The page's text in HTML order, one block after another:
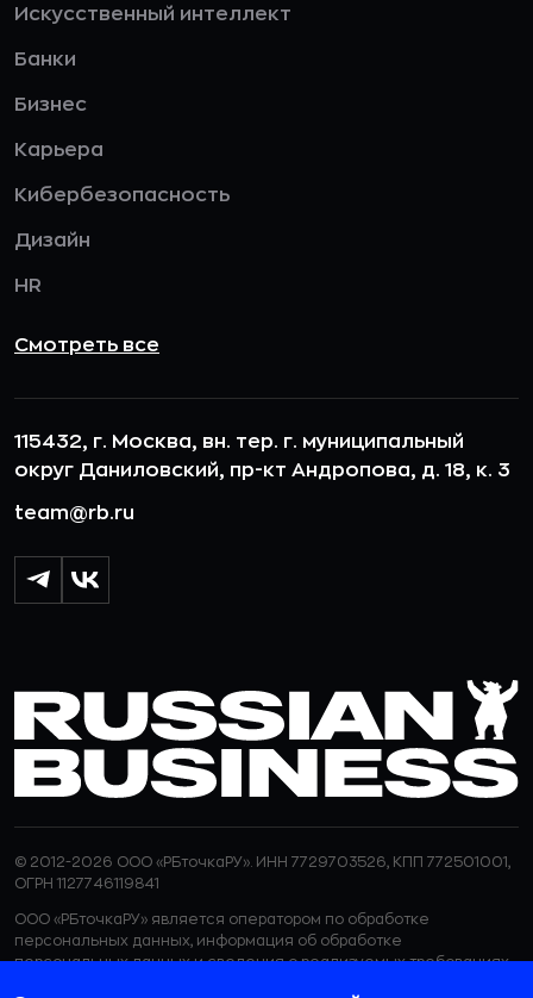
Искусственный интеллект
Банки
Бизнес
Карьера
Кибербезопасность
Дизайн
HR
Смотреть все
115432, г. Москва, вн. тер. г. муниципальный
округ Даниловский, пр-кт Андропова, д. 18, к. 3
team@rb.ru
© 2012-2026 ООО «РБточкаРУ». ИНН 7729703526, КПП 772501001,
ОГРН 1127746119841
ООО «РБточкаРУ» является оператором по обработке
персональных данных, информация об обработке
персональных данных и сведения о реализуемых требованиях